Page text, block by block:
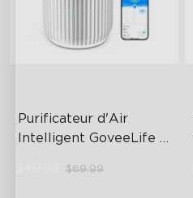
Purificateur d'Air
Intelligent GoveeLife
$69.99